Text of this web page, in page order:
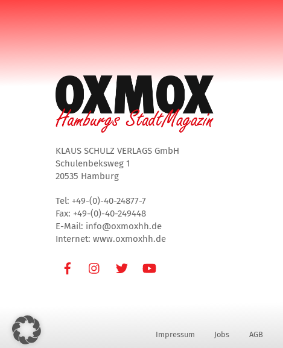
KLAUS SCHULZ VERLAGS GmbH
Schulenbeksweg 1
20535 Hamburg
Tel: +49-(0)-40-24877-7
Fax: +49-(0)-40-249448
E-Mail: info@oxmoxhh.de
Internet: www.oxmoxhh.de
FacebookInstagramTwitter
Impressum Jobs AGB